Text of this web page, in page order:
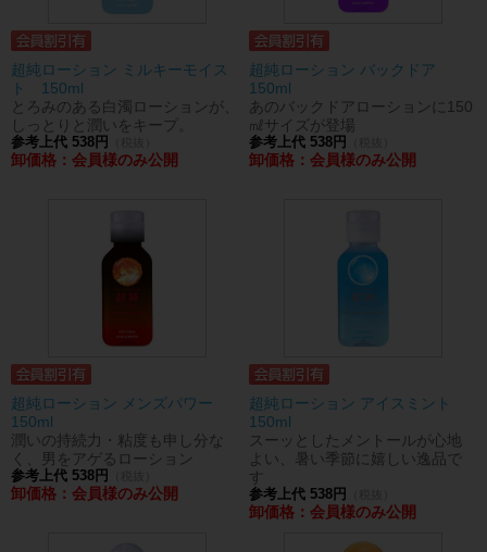
超純ローション ミルキーモイス
ト 150ml
とろみのある白濁ローションが、
しっとりと潤いをキープ。
参考上代 538円
卸価格：会員様のみ公開
超純ローション バックドア
150ml
あのバックドアローションに150
㎖サイズが登場
参考上代 538円
卸価格：会員様のみ公開
超純ローション メンズパワー
150ml
潤いの持続力・粘度も申し分な
く、男をアゲるローション
参考上代 538円
卸価格：会員様のみ公開
超純ローション アイスミント
150ml
スーッとしたメントールが心地
よい、暑い季節に嬉しい逸品で
す
参考上代 538円
卸価格：会員様のみ公開